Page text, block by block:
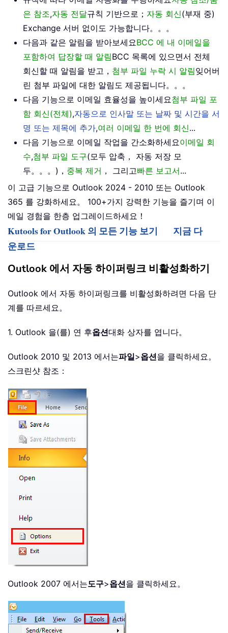
은 참조,자동 전달규칙 기반으로； 자동 회신(부재 중)
Exchange 서버 없이도 가능합니다。。。
다음과 같은 알림을 받아보세요BCC 에 내 이메일을
포함하여 답장할 때 알림BCC 목록에 있으면서 전체
회신할 때 알림을 받고， 첨부 파일 누락 시 알림잊어버
린 첨부 파일에 대한 알림도 제공됩니다。。。
다음 기능으로 이메일 효율성을 높이세요첨부 파일 포
함 회신(전체),자동으로 인사말 또는 날짜 및 시간을 서
명 또는 제목에 추가,여러 이메일 한 번에 회신...
다음 기능으로 이메일 작업을 간소화하세요이메일 회
수,첨부 파일 도구(모두 압축， 자동 저장 모
두。。。)， 중복 제거 ， 그리고빠른 보고서...
이 고급 기능으로 Outlook 2024 - 2010 또는 Outlook
365 를 강화하세요。 100+가지 강력한 기능을 즐기며 이
메일 경험을 한층 업그레이드하세요！
Kutools for Outlook 의 모든 기능 보기
지금 다
운로드
Outlook 에서 자동 하이퍼링크 비활성화하기
Outlook 에서 자동 하이퍼링크를 비활성화하려면 다음 단
계를 따르세요。
1. Outlook 을(를) 연 후옵션대화 상자를 엽니다。
Outlook 2010 및 2013 에서는파일>옵션을 클릭하세요。
스크린샷 참조：
Outlook 2007 에서는도구>옵션을 클릭하세요。